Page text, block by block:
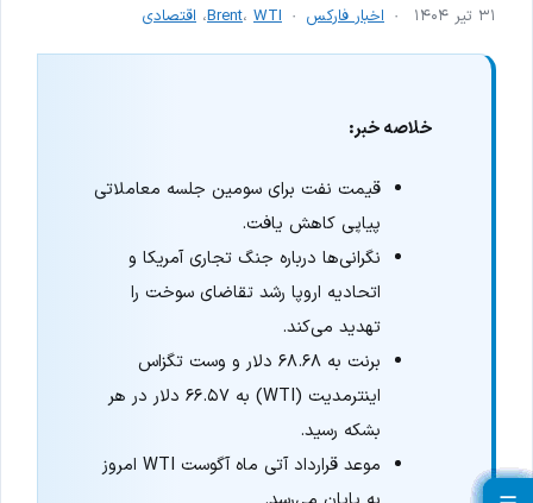
۳۱ تیر ۱۴۰۴ اخبار فارکس Brent، WTI ، اقتصادی
خلاصه خبر:
قیمت نفت برای سومین جلسه معاملاتی
پیاپی کاهش یافت.
نگرانی‌ها درباره جنگ تجاری آمریکا و
اتحادیه اروپا رشد تقاضای سوخت را
تهدید می‌کند.
برنت به ۶۸.۶۸ دلار و وست تگزاس
اینترمدیت (WTI) به ۶۶.۵۷ دلار در هر
بشکه رسید.
موعد قرارداد آتی ماه آگوست WTI امروز